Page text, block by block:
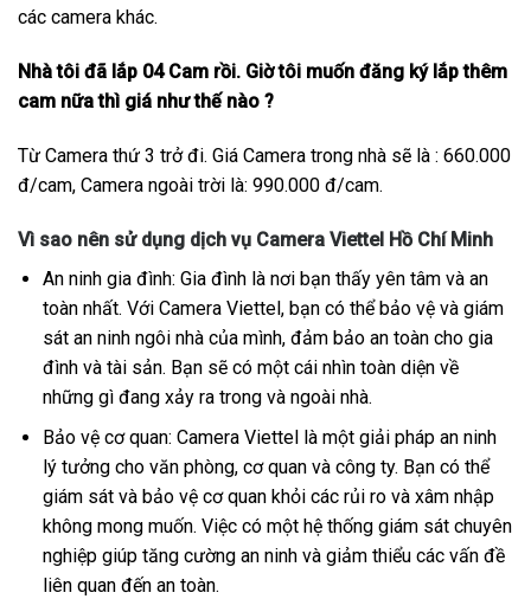
các camera khác.
Nhà tôi đã lắp 04 Cam rồi. Giờ tôi muốn đăng ký lắp thêm
cam nữa thì giá như thế nào ?
Từ Camera thứ 3 trở đi. Giá Camera trong nhà sẽ là : 660.000
đ/cam, Camera ngoài trời là: 990.000 đ/cam.
Vì sao nên sử dụng dịch vụ Camera Viettel Hồ Chí Minh
An ninh gia đình: Gia đình là nơi bạn thấy yên tâm và an
toàn nhất. Với Camera Viettel, bạn có thể bảo vệ và giám
sát an ninh ngôi nhà của mình, đảm bảo an toàn cho gia
đình và tài sản. Bạn sẽ có một cái nhìn toàn diện về
những gì đang xảy ra trong và ngoài nhà.
Bảo vệ cơ quan: Camera Viettel là một giải pháp an ninh
lý tưởng cho văn phòng, cơ quan và công ty. Bạn có thể
giám sát và bảo vệ cơ quan khỏi các rủi ro và xâm nhập
không mong muốn. Việc có một hệ thống giám sát chuyên
nghiệp giúp tăng cường an ninh và giảm thiểu các vấn đề
liên quan đến an toàn.